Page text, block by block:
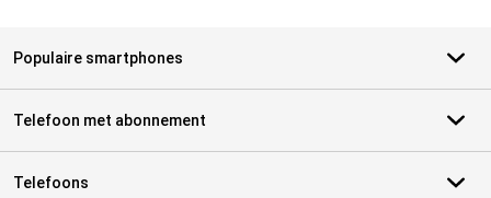
Populaire smartphones
Telefoon met abonnement
Telefoons